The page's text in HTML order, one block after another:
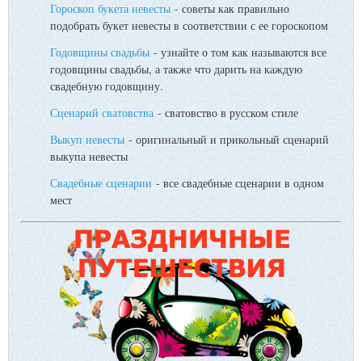
Гороскоп букета невесты- советы как правильно
подобрать букет невесты в соответствии с ее гороскопом
Годовщины свадьбы- узнайте о том как называются все
годовщины свадьбы, а также что дарить на каждую
свадебную годовщину.
Сценарий сватовства- сватовство в русском стиле
Выкуп невесты- оригинальный и прикольный сценарий
выкупа невесты
Свадебные сценарии- все свадебные сценарии в одном
мест